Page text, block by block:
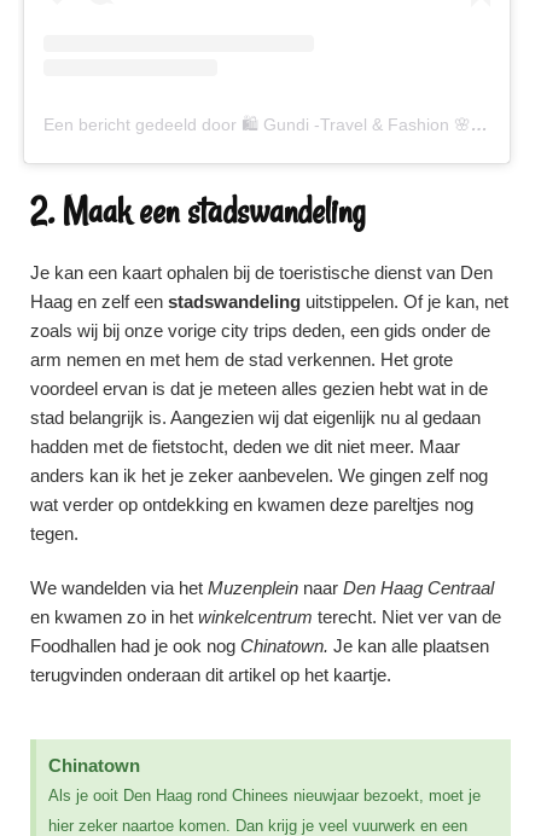
Een bericht gedeeld door 🛍 Gundi -Travel & Fashion 🌸 (@gundiscover)
2. Maak een stadswandeling
Je kan een kaart ophalen bij de toeristische dienst van Den
Haag en zelf een stadswandeling uitstippelen. Of je kan, net
zoals wij bij onze vorige city trips deden, een gids onder de
arm nemen en met hem de stad verkennen. Het grote
voordeel ervan is dat je meteen alles gezien hebt wat in de
stad belangrijk is. Aangezien wij dat eigenlijk nu al gedaan
hadden met de fietstocht, deden we dit niet meer. Maar
anders kan ik het je zeker aanbevelen. We gingen zelf nog
wat verder op ontdekking en kwamen deze pareltjes nog
tegen.
We wandelden via het Muzenplein naar Den Haag Centraal
en kwamen zo in het winkelcentrum terecht. Niet ver van de
Foodhallen had je ook nog Chinatown. Je kan alle plaatsen
terugvinden onderaan dit artikel op het kaartje.
Chinatown
Als je ooit Den Haag rond Chinees nieuwjaar bezoekt, moet je
hier zeker naartoe komen. Dan krijg je veel vuurwerk en een